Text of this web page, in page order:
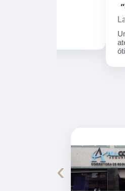
"Ótima
Laercio
Uma
atendimento
ótima qualidade
‹